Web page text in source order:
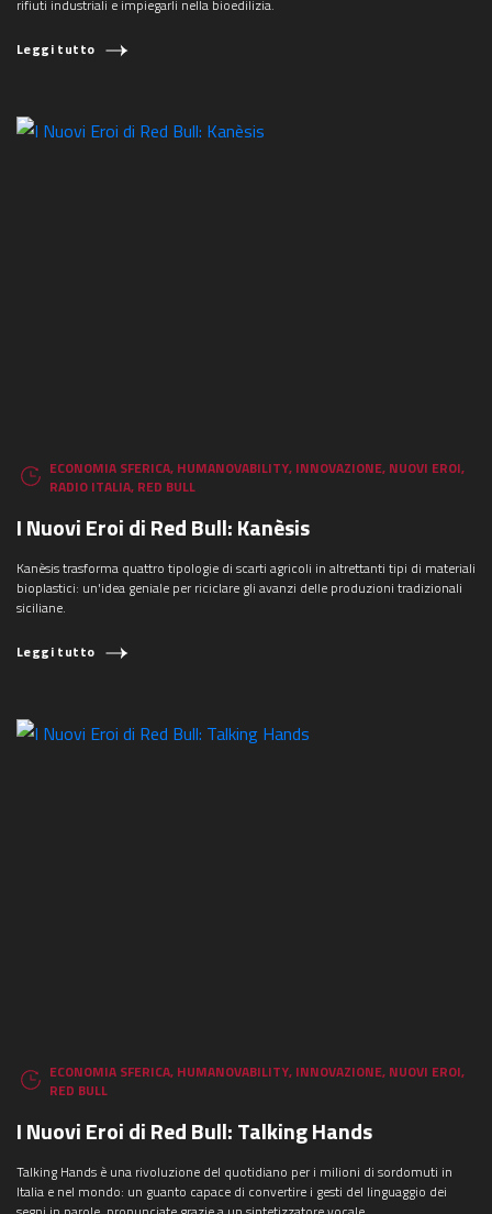
rifiuti industriali e impiegarli nella bioedilizia.
Leggi tutto
ECONOMIA SFERICA, HUMANOVABILITY, INNOVAZIONE, NUOVI EROI,
RADIO ITALIA, RED BULL
I Nuovi Eroi di Red Bull: Kanèsis
Kanèsis trasforma quattro tipologie di scarti agricoli in altrettanti tipi di materiali
bioplastici: un'idea geniale per riciclare gli avanzi delle produzioni tradizionali
siciliane.
Leggi tutto
ECONOMIA SFERICA, HUMANOVABILITY, INNOVAZIONE, NUOVI EROI,
RED BULL
I Nuovi Eroi di Red Bull: Talking Hands
Talking Hands è una rivoluzione del quotidiano per i milioni di sordomuti in
Italia e nel mondo: un guanto capace di convertire i gesti del linguaggio dei